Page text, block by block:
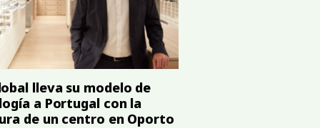
lleva su modelo de
a Portugal con la
de un centro en Oporto